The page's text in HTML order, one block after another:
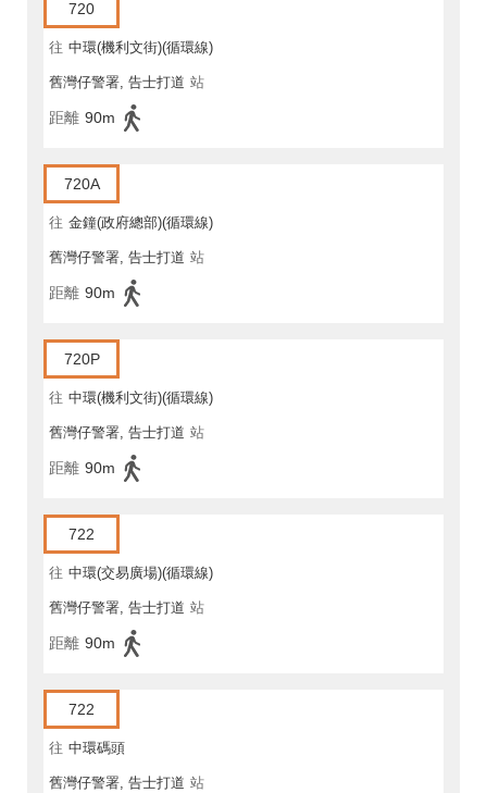
720
往 中環(機利文街)(循環線)
舊灣仔警署, 告士打道 站
距離 90m
720A
往 金鐘(政府總部)(循環線)
舊灣仔警署, 告士打道 站
距離 90m
720P
往 中環(機利文街)(循環線)
舊灣仔警署, 告士打道 站
距離 90m
722
往 中環(交易廣場)(循環線)
舊灣仔警署, 告士打道 站
距離 90m
722
往 中環碼頭
舊灣仔警署, 告士打道 站